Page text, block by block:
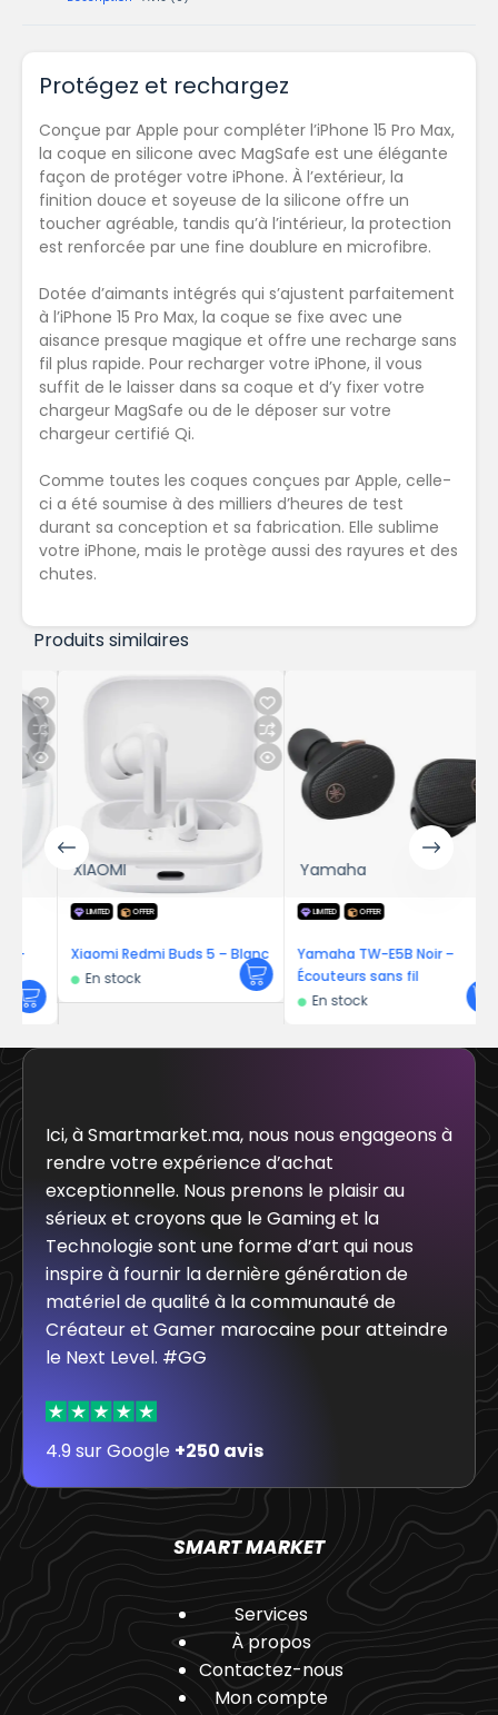
Protégez et rechargez
Conçue par Apple pour compléter l’iPhone 15 Pro Max,
la coque en silicone avec MagSafe est une élégante
façon de protéger votre iPhone. À l’extérieur, la
finition douce et soyeuse de la silicone offre un
toucher agréable, tandis qu’à l’intérieur, la protection
est renforcée par une fine doublure en microfibre.
Dotée d’aimants intégrés qui s’ajustent parfaitement
à l’iPhone 15 Pro Max, la coque se fixe avec une
aisance presque magique et offre une recharge sans
fil plus rapide. Pour recharger votre iPhone, il vous
suffit de le laisser dans sa coque et d’y fixer votre
chargeur MagSafe ou de le déposer sur votre
chargeur certifié Qi.
Comme toutes les coques conçues par Apple, celle-
ci a été soumise à des milliers d’heures de test
durant sa conception et sa fabrication. Elle sublime
votre iPhone, mais le protège aussi des rayures et des
chutes.
Produits similaires
XIAOMI
LIMITED OFFER
Xiaomi Redmi Buds 5 – Blanc
En stock
Yamaha
LIMITED OFFER
Yamaha TW-E5B Noir –
Écouteurs sans fil
En stock
Ici, à Smartmarket.ma, nous nous engageons à
rendre votre expérience d’achat
exceptionnelle. Nous prenons le plaisir au
sérieux et croyons que le Gaming et la
Technologie sont une forme d’art qui nous
inspire à fournir la dernière génération de
matériel de qualité à la communauté de
Créateur et Gamer marocaine pour atteindre
le Next Level. #GG
4.9 sur Google +250 avis
SMART MARKET
Services
À propos
Contactez-nous
Mon compte